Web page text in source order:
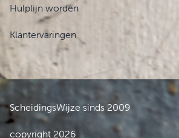
Hulplijn worden
Klantervaringen
ScheidingsWijze sinds 2009
copyright 2026